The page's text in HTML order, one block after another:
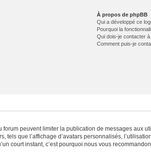
À propos de phpBB
Qui a développé ce
Pourquoi la
Qui dois-je contacter à
Comment puis-je
forum peuvent limiter la publication de messages aux
que l’affichage d’avatars personnalisés,
court instant, c’est pourquoi nous vous